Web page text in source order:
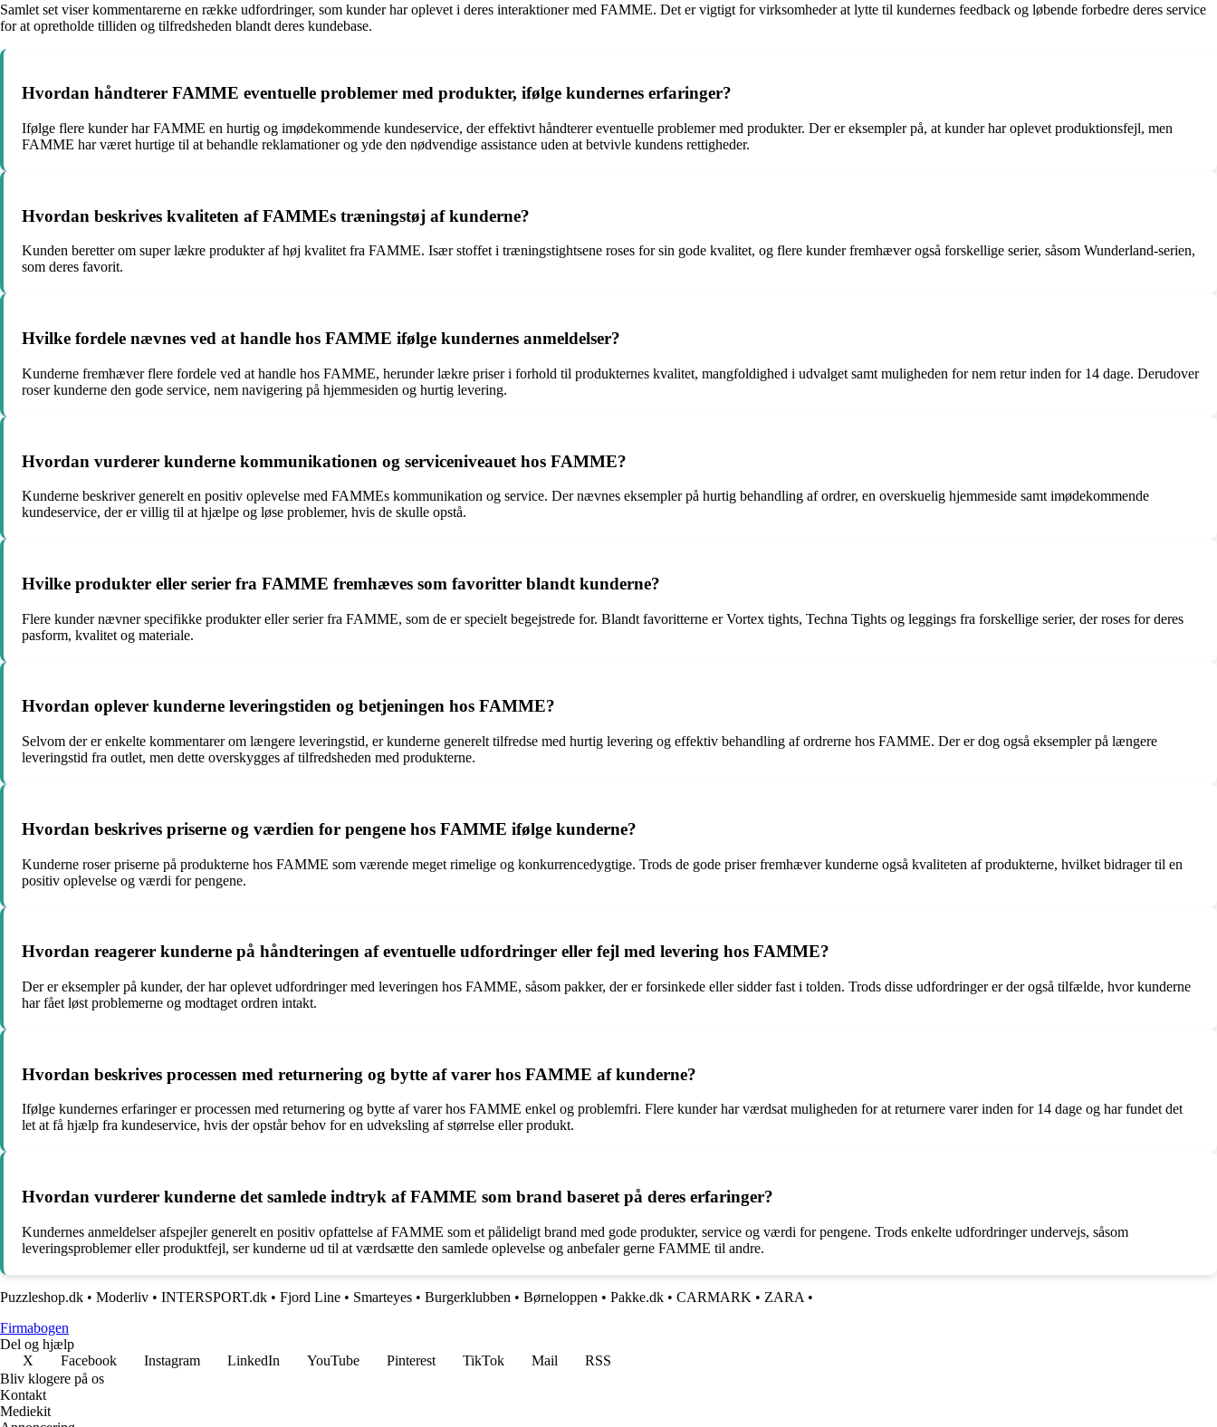
Samlet set viser kommentarerne en række udfordringer, som kunder har oplevet i deres interaktioner med FAMME. Det er vigtigt for virksomheder at lytte til kundernes feedback og løbende forbedre deres service
for at opretholde tilliden og tilfredsheden blandt deres kundebase.
Hvordan håndterer FAMME eventuelle problemer med produkter, ifølge kundernes erfaringer?
Ifølge flere kunder har FAMME en hurtig og imødekommende kundeservice, der effektivt håndterer eventuelle problemer med produkter. Der er eksempler på, at kunder har oplevet produktionsfejl, men
FAMME har været hurtige til at behandle reklamationer og yde den nødvendige assistance uden at betvivle kundens rettigheder.
Hvordan beskrives kvaliteten af FAMMEs træningstøj af kunderne?
Kunden beretter om super lækre produkter af høj kvalitet fra FAMME. Især stoffet i træningstightsene roses for sin gode kvalitet, og flere kunder fremhæver også forskellige serier, såsom Wunderland-serien,
som deres favorit.
Hvilke fordele nævnes ved at handle hos FAMME ifølge kundernes anmeldelser?
Kunderne fremhæver flere fordele ved at handle hos FAMME, herunder lækre priser i forhold til produkternes kvalitet, mangfoldighed i udvalget samt muligheden for nem retur inden for 14 dage. Derudover
roser kunderne den gode service, nem navigering på hjemmesiden og hurtig levering.
Hvordan vurderer kunderne kommunikationen og serviceniveauet hos FAMME?
Kunderne beskriver generelt en positiv oplevelse med FAMMEs kommunikation og service. Der nævnes eksempler på hurtig behandling af ordrer, en overskuelig hjemmeside samt imødekommende
kundeservice, der er villig til at hjælpe og løse problemer, hvis de skulle opstå.
Hvilke produkter eller serier fra FAMME fremhæves som favoritter blandt kunderne?
Flere kunder nævner specifikke produkter eller serier fra FAMME, som de er specielt begejstrede for. Blandt favoritterne er Vortex tights, Techna Tights og leggings fra forskellige serier, der roses for deres
pasform, kvalitet og materiale.
Hvordan oplever kunderne leveringstiden og betjeningen hos FAMME?
Selvom der er enkelte kommentarer om længere leveringstid, er kunderne generelt tilfredse med hurtig levering og effektiv behandling af ordrerne hos FAMME. Der er dog også eksempler på længere
leveringstid fra outlet, men dette overskygges af tilfredsheden med produkterne.
Hvordan beskrives priserne og værdien for pengene hos FAMME ifølge kunderne?
Kunderne roser priserne på produkterne hos FAMME som værende meget rimelige og konkurrencedygtige. Trods de gode priser fremhæver kunderne også kvaliteten af produkterne, hvilket bidrager til en
positiv oplevelse og værdi for pengene.
Hvordan reagerer kunderne på håndteringen af eventuelle udfordringer eller fejl med levering hos FAMME?
Der er eksempler på kunder, der har oplevet udfordringer med leveringen hos FAMME, såsom pakker, der er forsinkede eller sidder fast i tolden. Trods disse udfordringer er der også tilfælde, hvor kunderne
har fået løst problemerne og modtaget ordren intakt.
Hvordan beskrives processen med returnering og bytte af varer hos FAMME af kunderne?
Ifølge kundernes erfaringer er processen med returnering og bytte af varer hos FAMME enkel og problemfri. Flere kunder har værdsat muligheden for at returnere varer inden for 14 dage og har fundet det
let at få hjælp fra kundeservice, hvis der opstår behov for en udveksling af størrelse eller produkt.
Hvordan vurderer kunderne det samlede indtryk af FAMME som brand baseret på deres erfaringer?
Kundernes anmeldelser afspejler generelt en positiv opfattelse af FAMME som et pålideligt brand med gode produkter, service og værdi for pengene. Trods enkelte udfordringer undervejs, såsom
leveringsproblemer eller produktfejl, ser kunderne ud til at værdsætte den samlede oplevelse og anbefaler gerne FAMME til andre.
Puzzleshop.dk • Moderliv • INTERSPORT.dk • Fjord Line • Smarteyes • Burgerklubben • Børneloppen • Pakke.dk • CARMARK • ZARA •
Firmabogen
Del og hjælp
X
Facebook Instagram LinkedIn YouTube Pinterest TikTok Mail
RSS
Bliv klogere på os
Kontakt
Mediekit